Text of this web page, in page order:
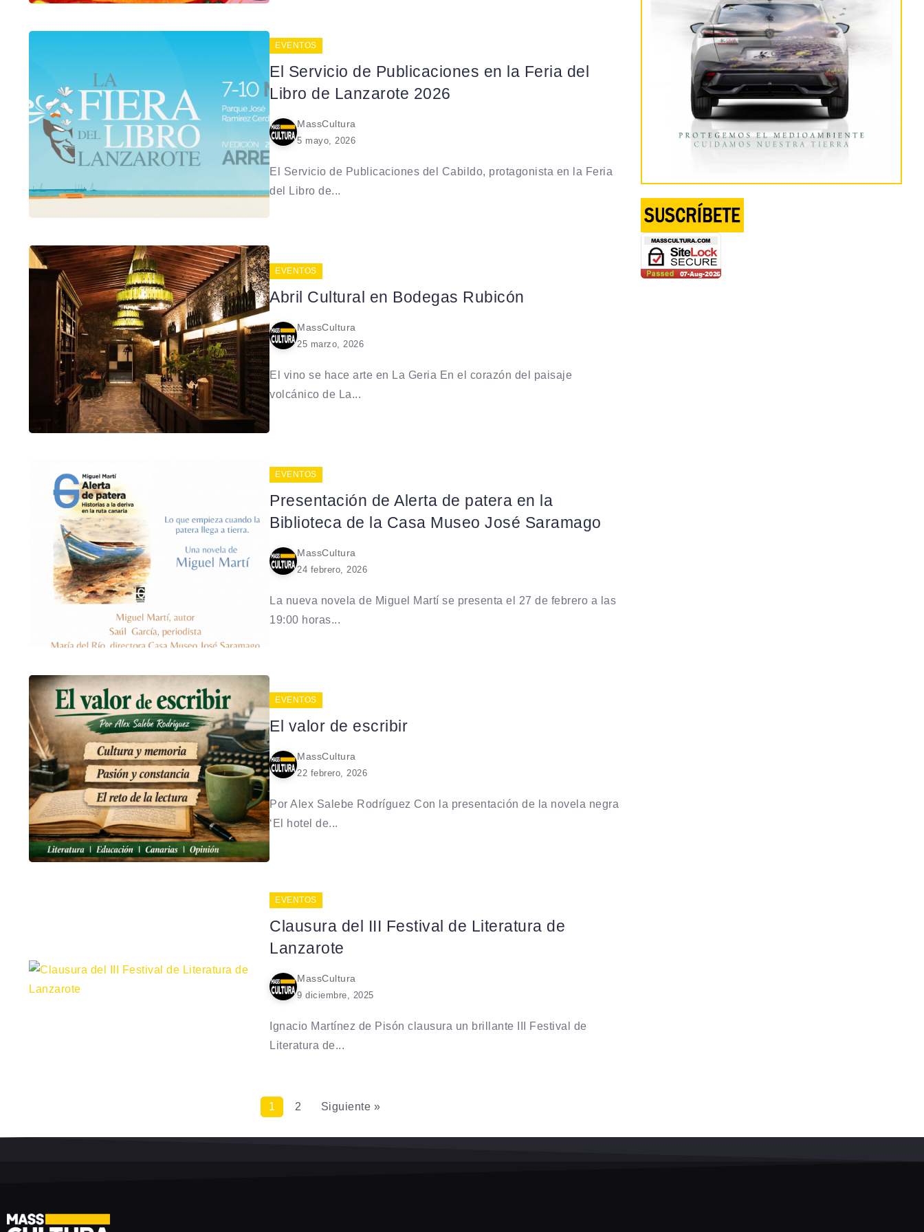
EVENTOS
El Servicio de Publicaciones en la Feria del
Libro de Lanzarote 2026
MassCultura
5 mayo, 2026
El Servicio de Publicaciones del Cabildo, protagonista en la Feria
del Libro de...
EVENTOS
Abril Cultural en Bodegas Rubicón
MassCultura
25 marzo, 2026
El vino se hace arte en La Geria En el corazón del paisaje
volcánico de La...
EVENTOS
Presentación de Alerta de patera en la
Biblioteca de la Casa Museo José Saramago
MassCultura
24 febrero, 2026
La nueva novela de Miguel Martí se presenta el 27 de febrero a las
19:00 horas...
EVENTOS
El valor de escribir
MassCultura
22 febrero, 2026
Por Alex Salebe Rodríguez Con la presentación de la novela negra
‘El hotel de...
EVENTOS
Clausura del III Festival de Literatura de
Lanzarote
MassCultura
9 diciembre, 2025
Ignacio Martínez de Pisón clausura un brillante III Festival de
Literatura de...
1 2 Siguiente »